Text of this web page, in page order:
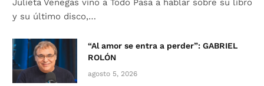
Julieta Venegas vino a Todo Pasa a hablar sobre su libro
y su último disco,…
“Al amor se entra a perder”: GABRIEL
ROLÓN
agosto 5, 2026